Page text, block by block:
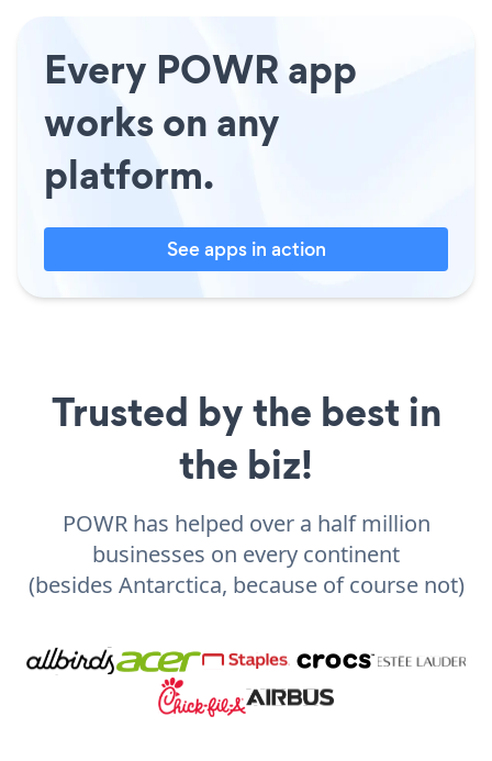
Every POWR app
works on any
platform.
See apps in action
Trusted by the best in
the biz!
POWR has helped over a half million
businesses on every continent
(besides Antarctica, because of course not)